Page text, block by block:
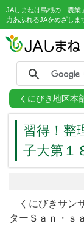
JAしまねは島根の「農業
力あふれるJAをめざしま
くにびき地区本
習得！整
子大第１
くにびきサン
ターＳａｎ・ｓ